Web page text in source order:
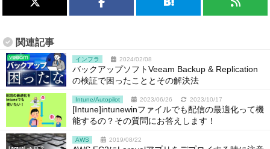
関連記事
インフラ 2024/02/08
バックアップソフトVeeam Backup & Replication
の検証で困ったこととその解決法
Intune/Autopilot 2023/06/26 2023/10/17
[Intune]intunewinファイルでも配信の最適化って機
能するの？その質問にお答えします！
AWS 2019/08/22